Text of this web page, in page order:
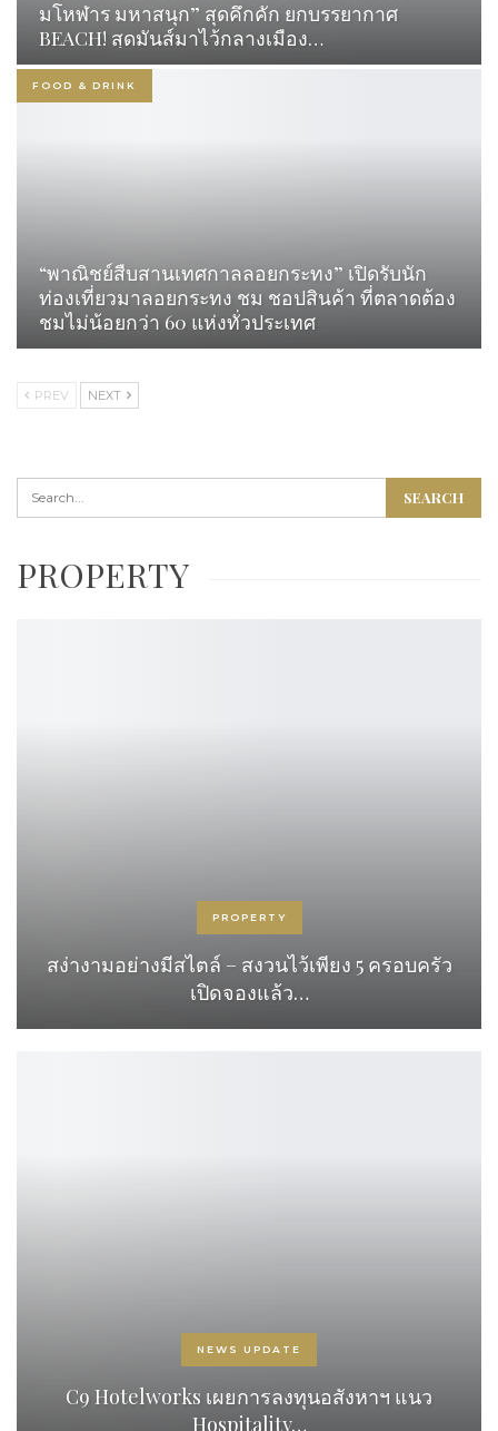
มโหฬาร มหาสนุก” สุดคึกคัก ยกบรรยากาศ
BEACH! สุดมันส์มาไว้กลางเมือง…
FOOD & DRINK
“พาณิชย์สืบสานเทศกาลลอยกระทง” เปิดรับนัก
ท่องเที่ยวมาลอยกระทง ชม ชอปสินค้า ที่ตลาดต้อง
ชมไม่น้อยกว่า 60 แห่งทั่วประเทศ
PREV NEXT
PROPERTY
PROPERTY
สง่างามอย่างมีสไตล์ – สงวนไว้เพียง 5 ครอบครัว
เปิดจองแล้ว…
NEWS UPDATE
C9 Hotelworks เผยการลงทุนอสังหาฯ แนว
Hospitality…